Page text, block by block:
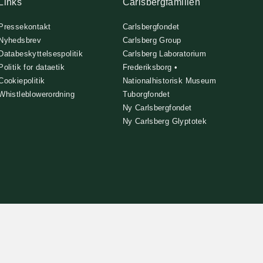
for dataetik
Carlsbergfondet
Carlsberg Group
Carlsberg Laboratorium
Frederiksborg •
Nationalhistorisk Museum
Tuborgfondet
Ny Carlsbergfondet
Ny Carlsberg Glyptotek